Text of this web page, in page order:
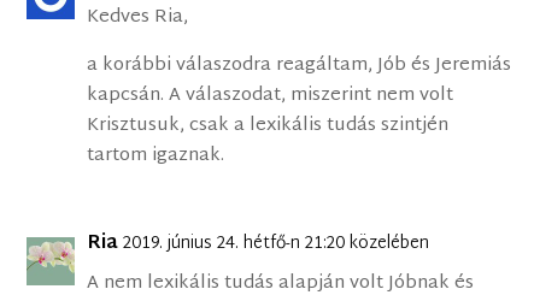
Kedves Ria,
a korábbi válaszodra reagáltam, Jób és Jeremiás
kapcsán. A válaszodat, miszerint nem volt
Krisztusuk, csak a lexikális tudás szintjén
tartom igaznak.
Ria2019. június 24. hétfő-n 21:20 közelében
A nem lexikális tudás alapján volt Jóbnak és